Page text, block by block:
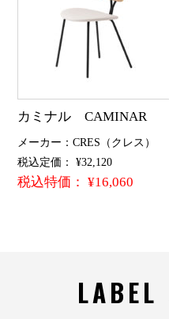
カミナル CAMINAR
メーカー：CRES（クレス）
税込定価： ¥32,120
税込特価： ¥16,060
LABEL